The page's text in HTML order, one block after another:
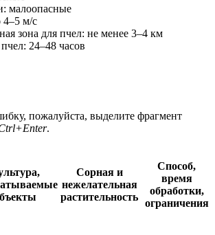
малоопасные
4–5 м/с
зона для пчел: не менее 3–4 км
24–48 часов
пожалуйста, выделите фрагмент
.
Сорная и
нежелательная
растительность
Способ,
время
обработки,
ограничения